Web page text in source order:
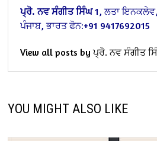
ਪ੍ਰੋ. ਨਵ ਸੰਗੀਤ ਸਿੰਘ 1, ਲਤਾ
ਪੰਜਾਬ, ਭਾਰਤ ਫੋਨ:+91 9417692015
View all posts by ਪ੍ਰੋ. ਨਵ ਸੰਗੀਤ
YOU MIGHT ALSO LIKE